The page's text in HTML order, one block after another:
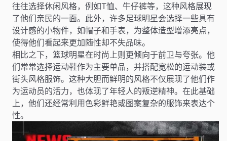
往往选择休闲风格，例如T恤、牛仔裤等，这种风格展现
了他们亲民的一面。此外，许多足球明星会选择一些具有
设计感的小物件，如帽子和手表，为整体造型增添亮点，
使得他们看起来更加随性却不失品味。
相比之下，篮球明星在时尚上则更倾向于前卫与夸张。他
们常常选择运动鞋作为主要单品，并搭配宽松的运动装或
街头风格服饰。这种大胆而鲜明的风格不仅展现了他们作
为运动员的活力，也体现了年轻人的叛逆精神。在此基础
上，他们还经常利用色彩鲜艳或图案复杂的服饰来表达个
性。